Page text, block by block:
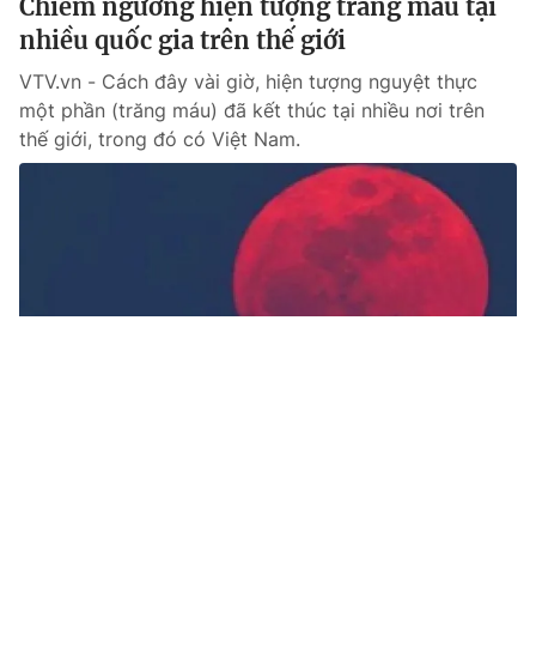
Chiêm ngưỡng hiện tượng trăng máu tại
nhiều quốc gia trên thế giới
VTV.vn - Cách đây vài giờ, hiện tượng nguyệt thực
một phần (trăng máu) đã kết thúc tại nhiều nơi trên
thế giới, trong đó có Việt Nam.